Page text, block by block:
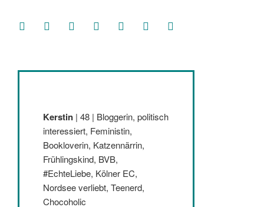
facebooksoundcloud
twitter mastodoninstagramthreads goodreads
Kerstin | 48 | Bloggerin, politisch
interessiert, Feministin,
Bookloverin, Katzennärrin,
Frühlingskind, BVB,
#EchteLiebe, Kölner EC,
Nordsee verliebt, Teenerd,
Chocoholic